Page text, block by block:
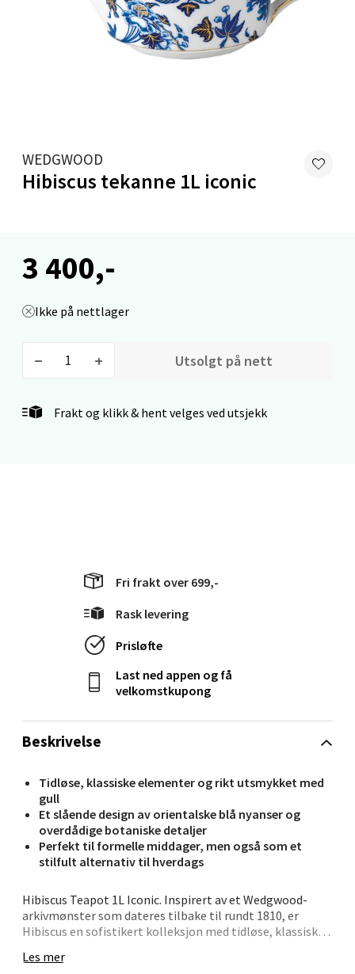
WEDGWOOD
Hibiscus tekanne 1L iconic
3 400,-
Ikke på nettlager
Utsolgt på nett
Frakt og klikk & hent velges ved utsjekk
Beskrivelse
Tidløse, klassiske elementer og rikt utsmykket med
gull
Et slående design av orientalske blå nyanser og
overdådige botaniske detaljer
Perfekt til formelle middager, men også som et
stilfult alternativ til hverdags
Hibiscus Teapot 1L Iconic. Inspirert av et Wedgwood-
arkivmønster som dateres tilbake til rundt 1810, er
Hibiscus en sofistikert kolleksjon med tidløse, klassiske
mønsteret har et slående design av orientalske blå
Les mer
Fri frakt over 699,-
Rask levering
Prisløfte
Last ned appen og få
velkomstkupong
Velg
Gartnerveien 16, 4016 Stavanger
Åpent i dag 10-20
Gamle Stokkavei 1, 4313 Sandnes
0 i butikk
Laguneveien 1, 5239 Bergen
Åpent i dag 10-21
0 i butikk
Kristiansand - Markens
Lillemarkens markensgate 25B, 4611
Kristiansand
Åpent i dag 09-18
0 i butikk
Oslo - Linderud